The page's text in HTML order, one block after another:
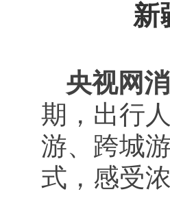
新
央视网
期，出行
游、跨城
式，感受